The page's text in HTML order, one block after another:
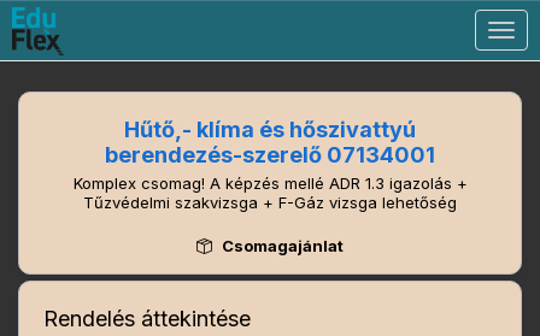
Hűtő,- klíma és hőszivattyú
berendezés-szerelő 07134001
Komplex csomag! A képzés mellé ADR 1.3 igazolás +
Tűzvédelmi szakvizsga + F-Gáz vizsga lehetőség
Csomagajánlat
Rendelés áttekintése